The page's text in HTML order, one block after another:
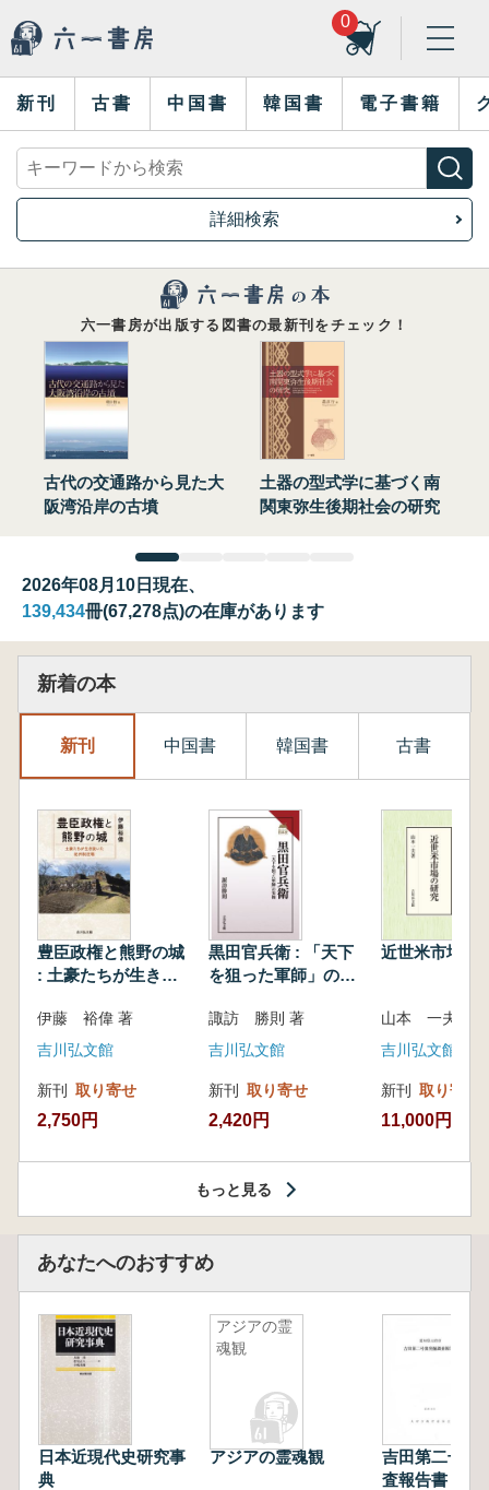
0
新刊 古書 中国書 韓国書 電子書籍
詳細検索
六一書房が出版する図書の最新刊をチェック！
古代の交通路から見た大
阪湾沿岸の古墳
土器の型式学に基づく南
関東弥生後期社会の研究
2026年08月10日現在、
139,434冊(67,278点)の在庫があります
新着の本
新刊 中国書 韓国書 古書
豊臣政権と熊野の城
: 土豪たちが生き抜
伊藤 裕偉 著
吉川弘文館
新刊 取り寄せ
2,750円
黒田官兵衛 : 「天下
を狙った軍師」の実
諏訪 勝則 著
吉川弘文館
新刊 取り寄せ
2,420円
近世米市場の
山本 一夫
吉川弘文館
新刊 取り寄せ
11,000円
もっと見る
あなたへのおすすめ
日本近現代史研究事
典
アジアの霊
魂観
アジアの霊魂観
吉田第二号窯
査報告書